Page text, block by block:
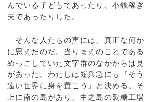
んでいる子どもであったり、小銭稼
夫であったりした。
そんな人たちの声には、真正な何
に思えたのだ。当りまえのことであ
めっこしていた文字群のなかからは
があった。わたしは短兵急にも『そ
遠い世界に身を置こう』と決める。
上に南の島があり、中之島の製糖工